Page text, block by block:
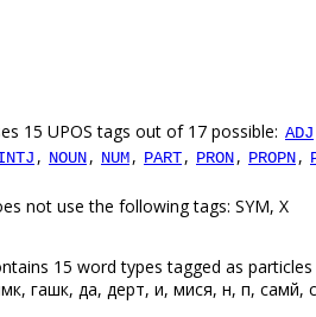
15 UPOS tags out of 17 possible: ADJ
, NOUN, NUM, PART, PRON, PROPN,
not use the following tags: SYM, X
15 word types tagged as particles
гашкӧ, да, дерт, и, мися, нӧ, пӧ, самӧй,